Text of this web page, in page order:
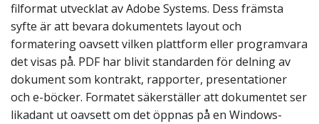
filformat utvecklat av Adobe Systems. Dess främsta
syfte är att bevara dokumentets layout och
formatering oavsett vilken plattform eller programvara
det visas på. PDF har blivit standarden för delning av
dokument som kontrakt, rapporter, presentationer
och e-böcker. Formatet säkerställer att dokumentet ser
likadant ut oavsett om det öppnas på en Windows-